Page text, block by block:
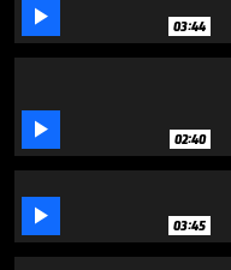
seconds
 03:44
 02:40
 03:45